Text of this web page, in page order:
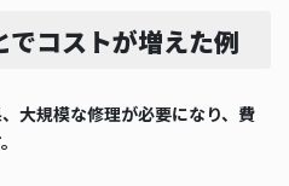
コストが増えた例
大規模な修理が必要になり、費